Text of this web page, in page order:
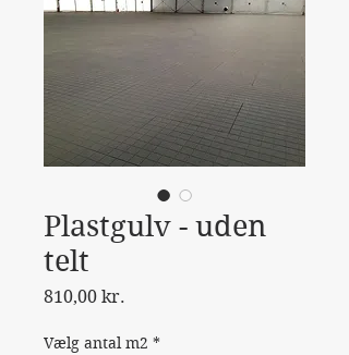
Plastgulv - uden
telt
810,00 kr.
Vælg antal m2 *